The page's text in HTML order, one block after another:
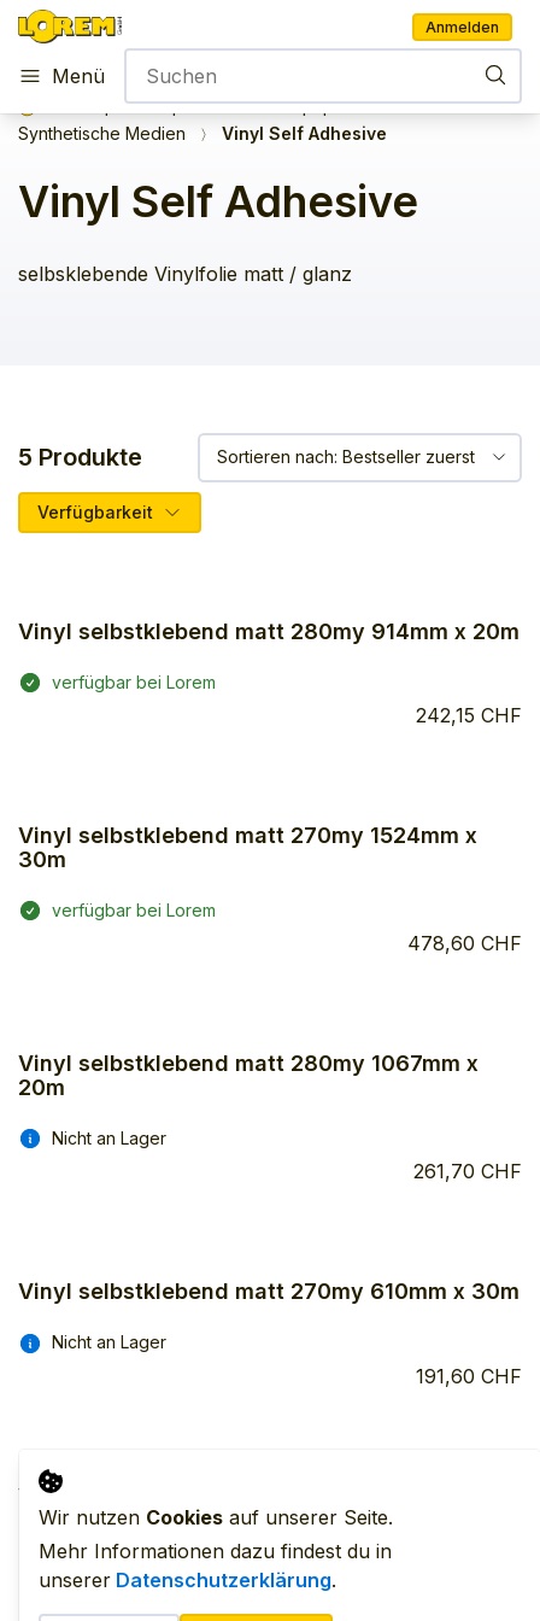
Anmelden
Menü
Papiere
Plotterpapier NON-CAD
Synthetische Medien
Vinyl Self Adhesive
Vinyl Self Adhesive
selbsklebende Vinylfolie matt / glanz
5 Produkte
Verfügbarkeit
Vinyl selbstklebend matt 280my 914mm x 20m
verfügbar bei Lorem
242,15 CHF
Vinyl selbstklebend matt 270my 1524mm x
30m
verfügbar bei Lorem
478,60 CHF
Vinyl selbstklebend matt 280my 1067mm x
20m
Nicht an Lager
261,70 CHF
Vinyl selbstklebend matt 270my 610mm x 30m
Nicht an Lager
191,60 CHF
Vinyl selbstklebend matt 280my 610mm x 20m
Nicht an Lager
Wir nutzen Cookies auf unserer Seite.
Mehr Informationen dazu findest du in
unserer Datenschutzerklärung.